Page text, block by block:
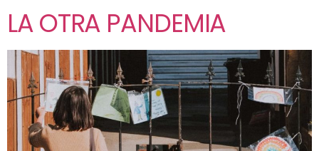
LA OTRA PANDEMIA